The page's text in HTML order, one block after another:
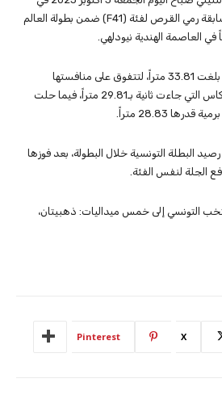
إحراز الميدالية الذهبية في مسابقة رمي القرص لفئة (F41) ضمن بطولة العالم
في العاصمة الهندية نيودلهي.
وقد سجلت التليلي رمية قوية بلغت 33.81 متراً، لتتفوق على منافستها
الإكوادورية إيستافيني لوبيز ماكاس التي جاءت ثانية بـ29.81 متراً، فيما حلت
28.83 متراً.
البطلة التونسية خلال البطولة، بعد فوزها
الجلة لنفس الفئة.
التونسي إلى خمس ميداليات: ذهبيتان،
X
Pinterest